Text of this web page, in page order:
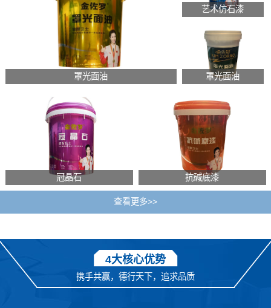
罩光面油
艺术仿石漆
罩光面油
冠晶石 抗碱底漆
查看更多>>
4大核心优势
携手共赢，德行天下，追求品质